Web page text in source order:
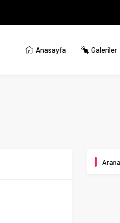
Anasayfa Galeriler